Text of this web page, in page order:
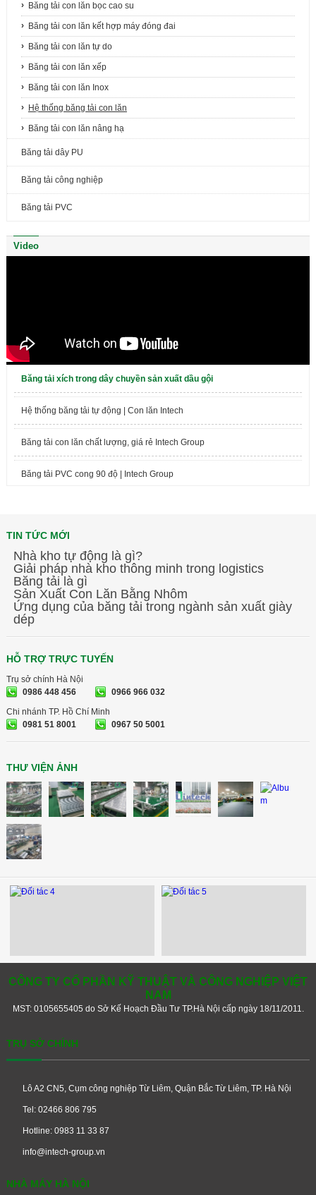
Băng tải con lăn bọc cao su
Băng tải con lăn kết hợp máy đóng đai
Băng tải con lăn tự do
Băng tải con lăn xếp
Băng tải con lăn Inox
Hệ thống băng tải con lăn
Băng tải con lăn nâng hạ
Băng tải dây PU
Băng tải công nghiệp
Băng tải PVC
Video
Băng tải xích trong dây chuyền sản xuất dầu gội
Hệ thống băng tải tự động | Con lăn Intech
Băng tải con lăn chất lượng, giá rẻ Intech Group
Băng tải PVC cong 90 độ | Intech Group
Tiệc tất niên 2017 Intech Việt Nam
Băng tải Intech Việt Nam
Băng tải hàng - Băng tải hàng lên xe ô tô
Kỷ niệm 5 năm thành lập Intech Việt Nam!
TIN TỨC MỚI
Nhà kho tự động là gì?
Giải pháp nhà kho thông minh trong logistics
Băng tải là gì
Sản Xuất Con Lăn Bằng Nhôm
Ứng dụng của băng tải trong ngành sản xuất giày
dép
HỖ TRỢ TRỰC TUYẾN
Trụ sở chính Hà Nội
0986 448 456
0966 966 032
Chi nhánh TP. Hồ Chí Minh
0981 51 8001
0967 50 5001
THƯ VIỆN ẢNH
CÔNG TY CỔ PHẦN KỸ THUẬT VÀ CÔNG NGHIỆP VIỆT
NAM
MST: 0105655405 do Sở Kế Hoạch Đầu Tư TP.Hà Nội cấp ngày 18/11/2011.
TRỤ SỞ CHÍNH
Lô A2 CN5, Cụm công nghiệp Từ Liêm, Quận Bắc Từ Liêm, TP. Hà Nội
Tel: 02466 806 795
Hotline: 0983 11 33 87
info@intech-group.vn
NHÀ MÁY HÀ NỘI